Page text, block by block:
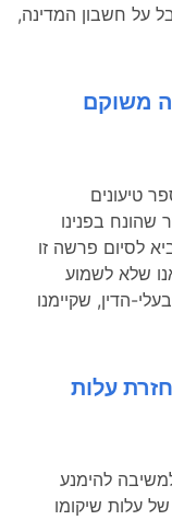
קובע: "כל נכה יקבל על חשבון המדינה,
משוקם
טיעונים
שהונח בפנינו
לסיום פרשה זו
אנו שלא לשמוע
בין אותם בעלי-הדין, שקיימנו
עלות
להימנע
עלות שיקומו